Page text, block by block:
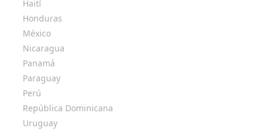
Haití
Honduras
México
Nicaragua
Panamá
Paraguay
Perú
República Dominicana
Uruguay